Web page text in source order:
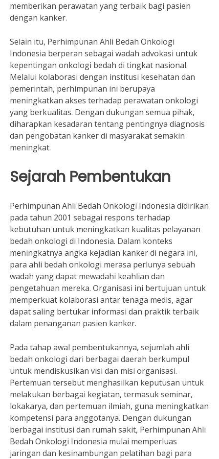
memberikan perawatan yang terbaik bagi pasien
dengan kanker.
Selain itu, Perhimpunan Ahli Bedah Onkologi
Indonesia berperan sebagai wadah advokasi untuk
kepentingan onkologi bedah di tingkat nasional.
Melalui kolaborasi dengan institusi kesehatan dan
pemerintah, perhimpunan ini berupaya
meningkatkan akses terhadap perawatan onkologi
yang berkualitas. Dengan dukungan semua pihak,
diharapkan kesadaran tentang pentingnya diagnosis
dan pengobatan kanker di masyarakat semakin
meningkat.
Sejarah Pembentukan
Perhimpunan Ahli Bedah Onkologi Indonesia didirikan
pada tahun 2001 sebagai respons terhadap
kebutuhan untuk meningkatkan kualitas pelayanan
bedah onkologi di Indonesia. Dalam konteks
meningkatnya angka kejadian kanker di negara ini,
para ahli bedah onkologi merasa perlunya sebuah
wadah yang dapat mewadahi keahlian dan
pengetahuan mereka. Organisasi ini bertujuan untuk
memperkuat kolaborasi antar tenaga medis, agar
dapat saling bertukar informasi dan praktik terbaik
dalam penanganan pasien kanker.
Pada tahap awal pembentukannya, sejumlah ahli
bedah onkologi dari berbagai daerah berkumpul
untuk mendiskusikan visi dan misi organisasi.
Pertemuan tersebut menghasilkan keputusan untuk
melakukan berbagai kegiatan, termasuk seminar,
lokakarya, dan pertemuan ilmiah, guna meningkatkan
kompetensi para anggotanya. Dengan dukungan
berbagai institusi dan rumah sakit, Perhimpunan Ahli
Bedah Onkologi Indonesia mulai memperluas
jaringan dan kesinambungan pelatihan bagi para